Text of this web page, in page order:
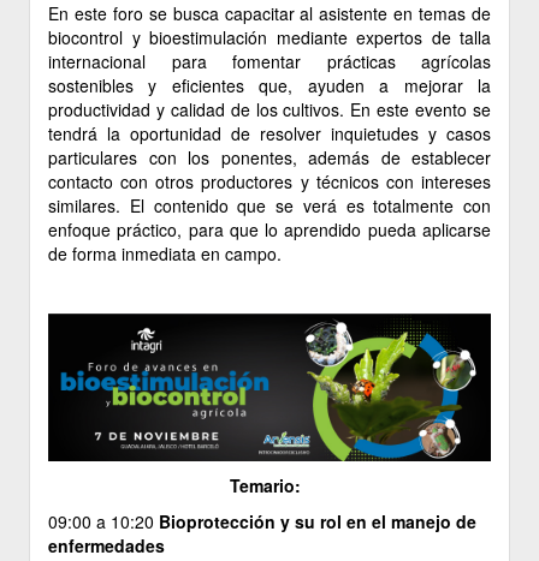
En este foro se busca capacitar al asistente en temas de
biocontrol y bioestimulación mediante expertos de talla
internacional para fomentar prácticas agrícolas
sostenibles y eficientes que, ayuden a mejorar la
productividad y calidad de los cultivos. En este evento se
tendrá la oportunidad de resolver inquietudes y casos
particulares con los ponentes, además de establecer
contacto con otros productores y técnicos con intereses
similares. El contenido que se verá es totalmente con
enfoque práctico, para que lo aprendido pueda aplicarse
de forma inmediata en campo.
Temario:
09:00 a 10:20 Bioprotección y su rol en el manejo de
enfermedades